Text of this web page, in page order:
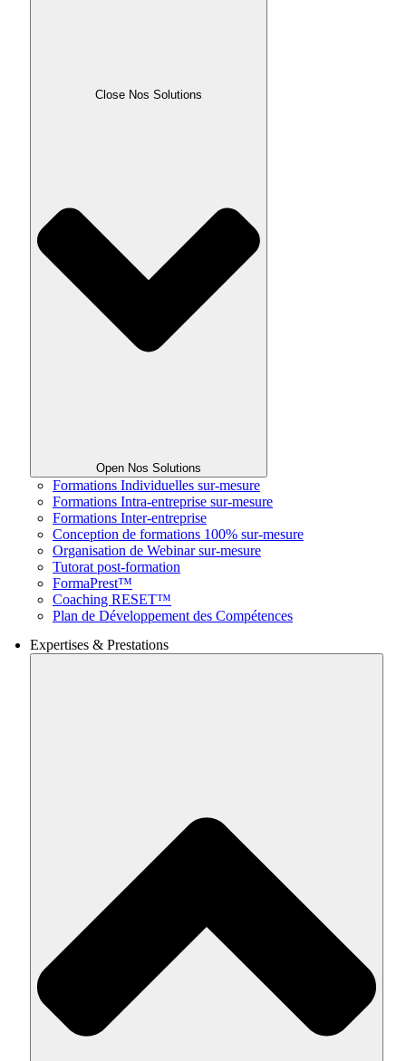
Close Nos Solutions
Open Nos Solutions
Formations Individuelles sur-mesure
Formations Intra-entreprise sur-mesure
Formations Inter-entreprise
Conception de formations 100% sur-mesure
Organisation de Webinar sur-mesure
Tutorat post-formation
FormaPrest™
Coaching RESET™
Plan de Développement des Compétences
Expertises & Prestations